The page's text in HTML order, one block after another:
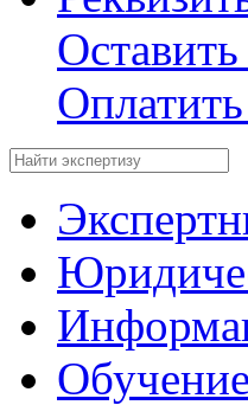
Оставить
Обучение